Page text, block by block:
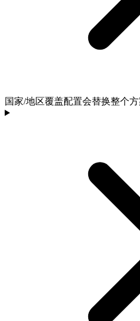
国家/地区覆盖配置会替换整个方